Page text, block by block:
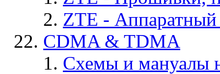
ZTE -
CDMA & TDMA
Схемы и мануалы